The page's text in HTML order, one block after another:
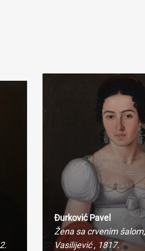
svrhe, molimo vas da
digitalne fotografije.
Đurković Pavel
Žena sa crvenim
Vasilijević , 1817.